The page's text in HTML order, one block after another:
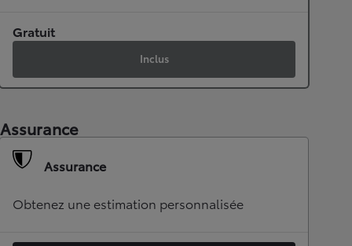
Gratuit
Inclus
Assurance
Assurance
Obtenez une estimation personnalisée